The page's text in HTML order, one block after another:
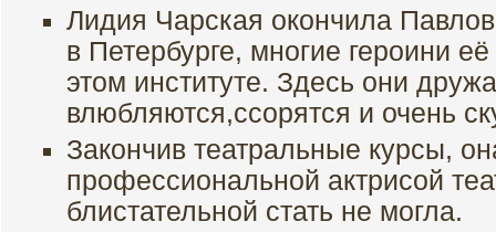
Лидия Чарская окончила
в Петербурге, многие героини
этом институте. Здесь они
влюбляются,ссорятся и очень
Закончив театральные курсы,
профессиональной актрисой
блистательной стать не могла.